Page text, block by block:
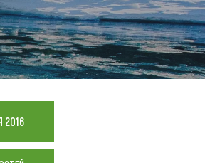
отели
базы
придорожные отели
2016